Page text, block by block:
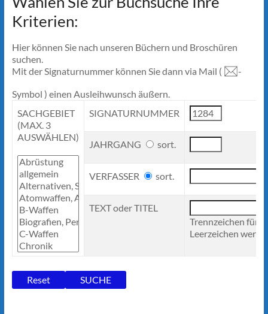
Kriterien:
Hier können Sie nach unseren Büchern und Broschüren
suchen.
Mit der Signaturnummer können Sie dann via Mail (
-
Symbol ) einen Ausleihwunsch äußern.
SACHGEBIET
(MAX. 3
AUSWÄHLEN)
SIGNATURNUMMER
JAHRGANG sort.
VERFASSER sort.
TEXT oder TITEL
Trennzeichen für
Leerzeichen